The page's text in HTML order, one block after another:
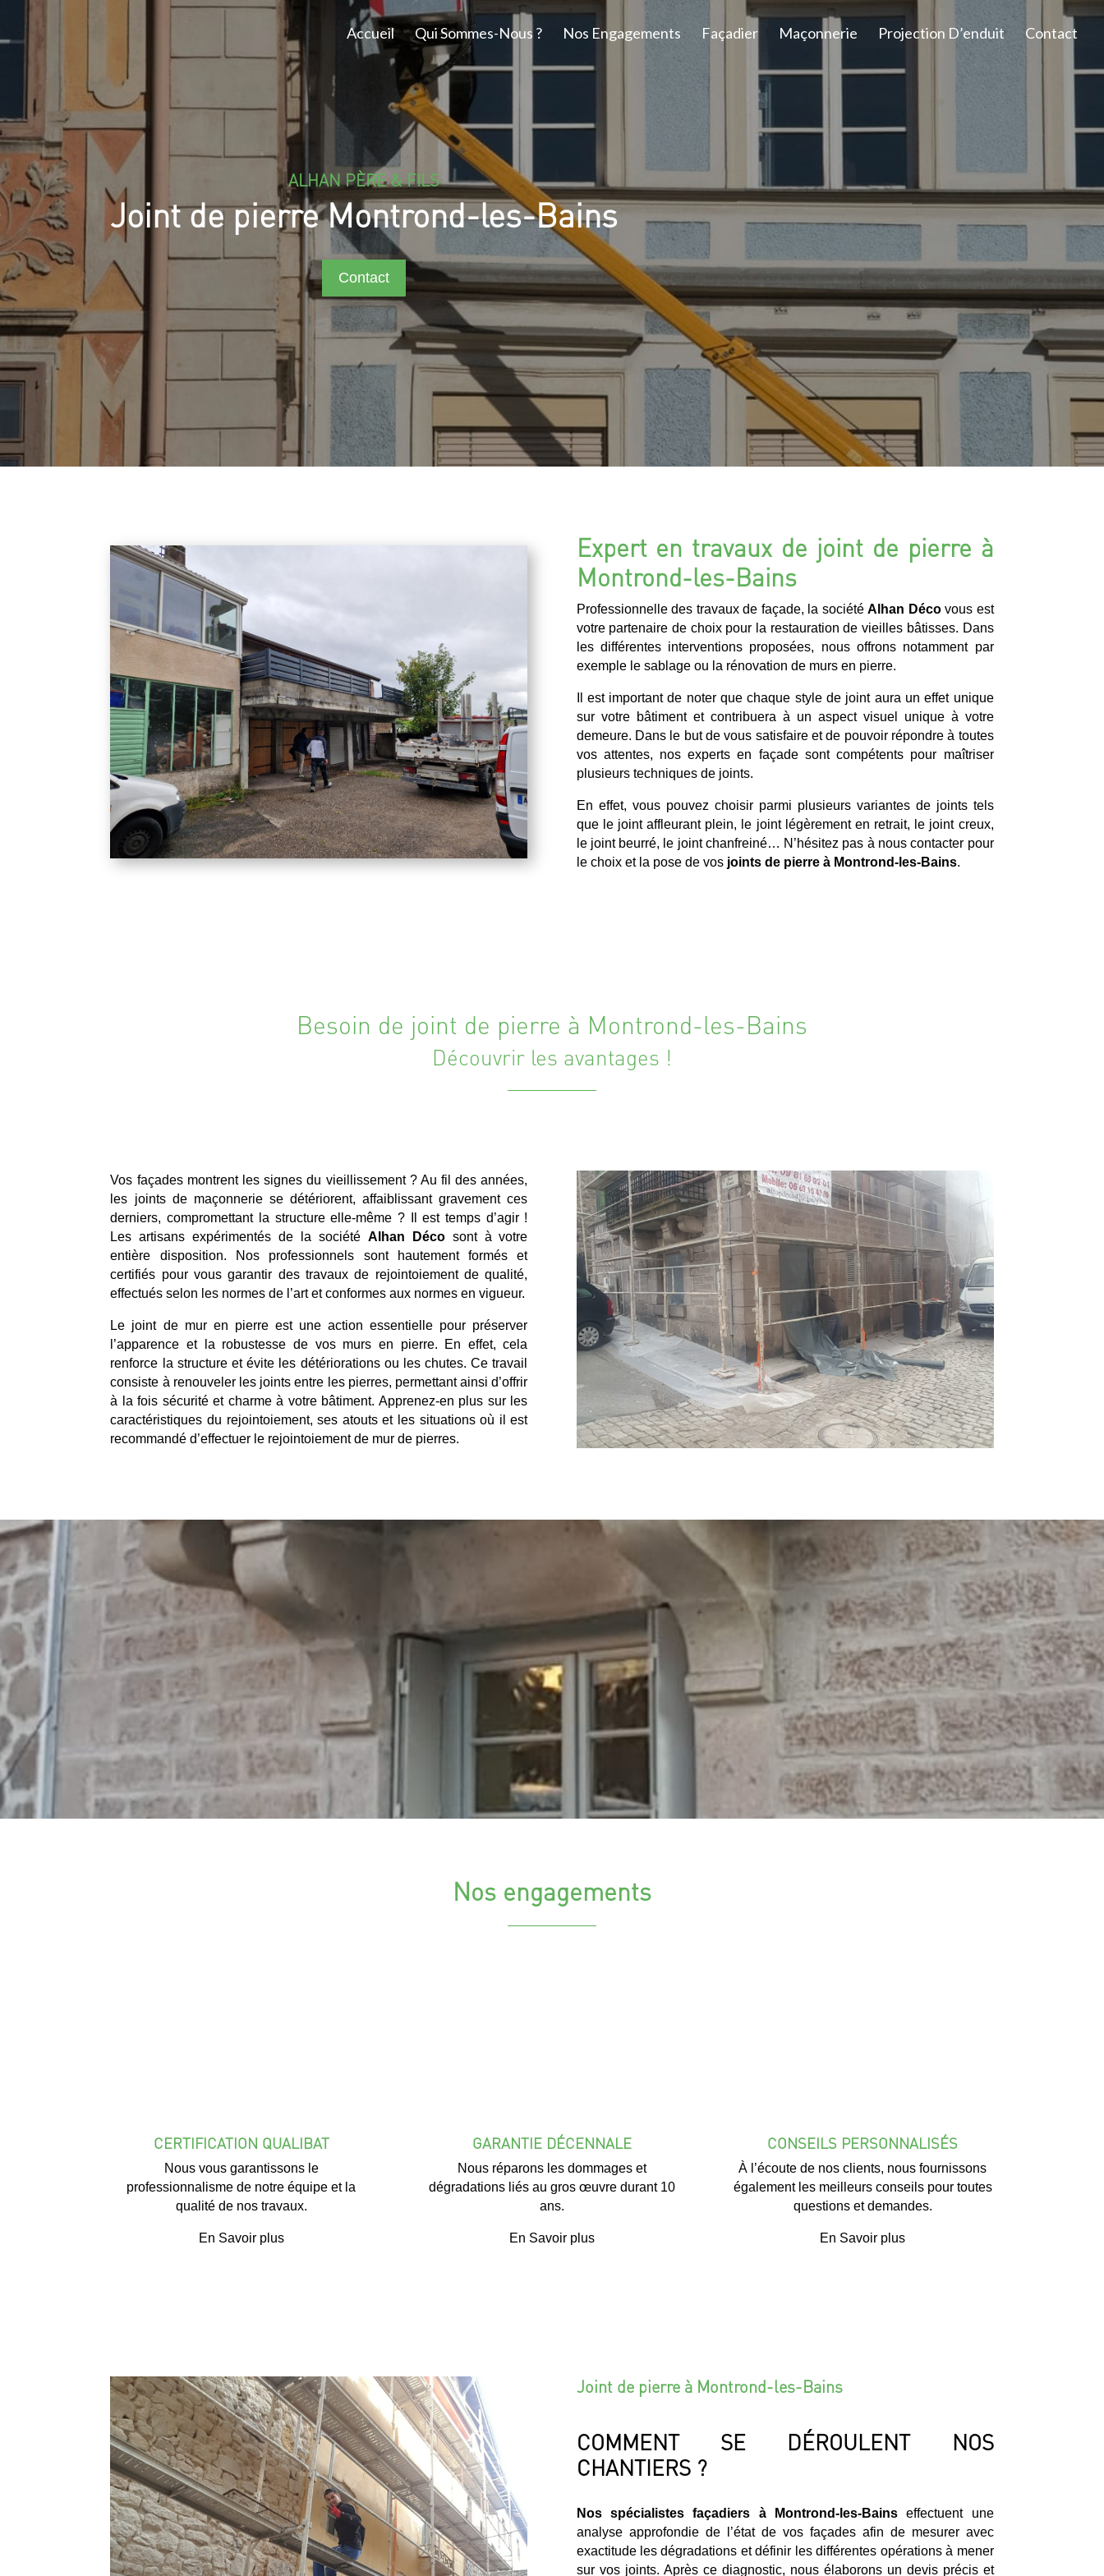
Accueil Qui Sommes-Nous ? Nos Engagements Façadier Maçonnerie Projection D’enduit Contact
ALHAN PÈRE & FILS
Joint de pierre Montrond-les-Bains
Contact
Expert en travaux de joint de pierre à
Montrond-les-Bains
Professionnelle des travaux de façade, la sociétéAlhan Décovous est
votre partenaire de choix pour la restauration de vieilles bâtisses. Dans
les différentes interventions proposées, nous offrons notamment par
exemple le sablage ou la rénovation de murs en pierre.
Il est important de noter que chaque style de joint aura un effet unique
sur votre bâtiment et contribuera à un aspect visuel unique à votre
demeure. Dans le but de vous satisfaire et de pouvoir répondre à toutes
vos attentes, nos experts en façade sont compétents pour maîtriser
plusieurs techniques de joints.
En effet, vous pouvez choisir parmi plusieurs variantes de joints tels
que le joint affleurant plein, le joint légèrement en retrait, le joint creux,
le joint beurré, le joint chanfreiné… N’hésitez pas à nous contacter pour
le choix et la pose de vos joints de pierre à Montrond-les-Bains.
Besoin de joint de pierre à Montrond-les-Bains
Découvrir les avantages !
Vos façades montrent les signes du vieillissement ? Au fil des années,
les joints de maçonnerie se détériorent, affaiblissant gravement ces
derniers, compromettant la structure elle-même ? Il est temps d’agir !
Les artisans expérimentés de la société Alhan Décosont à votre
entière disposition. Nos professionnels sont hautement formés et
certifiés pour vous garantir des travaux de rejointoiement de qualité,
effectués selon les normes de l’art et conformes aux normes en vigueur.
Le joint de mur en pierre est une action essentielle pour préserver
l’apparence et la robustesse de vos murs en pierre. En effet, cela
renforce la structure et évite les détériorations ou les chutes. Ce travail
consiste à renouveler les joints entre les pierres, permettant ainsi d’offrir
à la fois sécurité et charme à votre bâtiment. Apprenez-en plus sur les
caractéristiques du rejointoiement, ses atouts et les situations où il est
recommandé d’effectuer le rejointoiement de mur de pierres.
Nos engagements
CERTIFICATION QUALIBAT
Nous vous garantissons le
professionnalisme de notre équipe et la
qualité de nos travaux.
En Savoir plus
GARANTIE DÉCENNALE
Nous réparons les dommages et
dégradations liés au gros œuvre durant 10
ans.
En Savoir plus
CONSEILS PERSONNALISÉS
À l’écoute de nos clients, nous fournissons
également les meilleurs conseils pour toutes
questions et demandes.
En Savoir plus
Joint de pierre à Montrond-les-Bains
COMMENT SE DÉROULENT NOS
CHANTIERS ?
Nos spécialistes façadiers à Montrond-les-Bainseffectuent une
analyse approfondie de l’état de vos façades afin de mesurer avec
exactitude les dégradations et définir les différentes opérations à mener
sur vos joints. Après ce diagnostic, nous élaborons un devis précis et